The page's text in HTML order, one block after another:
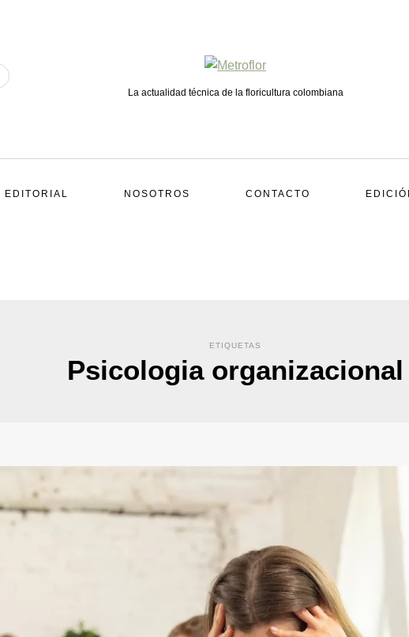
La actualidad técnica de la floricultura colombiana
EDITORIAL NOSOTROS CONTACTO
ETIQUETAS
Psicologia organizacional